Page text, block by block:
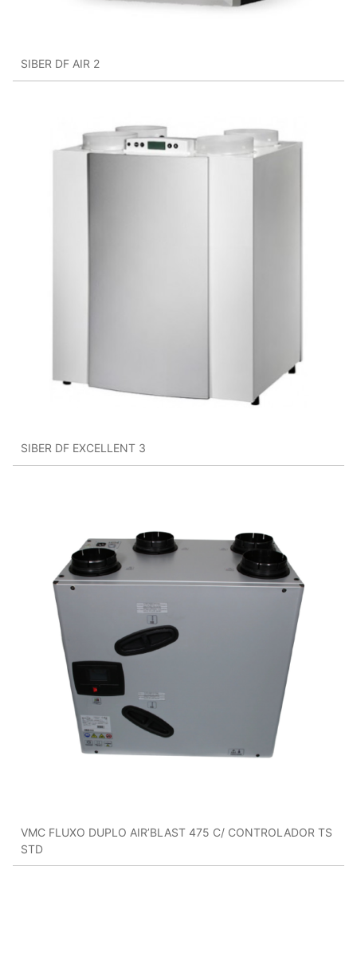
SIBER DF AIR 2
SIBER DF EXCELLENT 3
VMC FLUXO DUPLO AIR’BLAST 475 C/ CONTROLADOR TS
STD